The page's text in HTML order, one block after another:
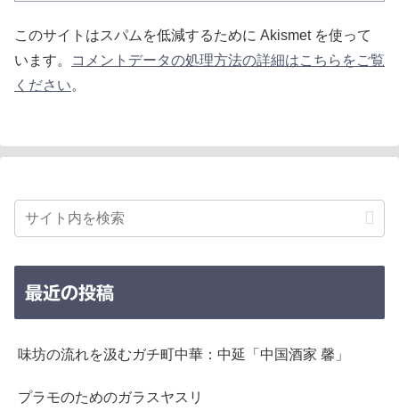
このサイトはスパムを低減するために Akismet を使って
います。
コメントデータの処理方法の詳細はこちらをご覧
ください。
最近の投稿
味坊の流れを汲むガチ町中華：中延「中国酒家 馨」
プラモのためのガラスヤスリ